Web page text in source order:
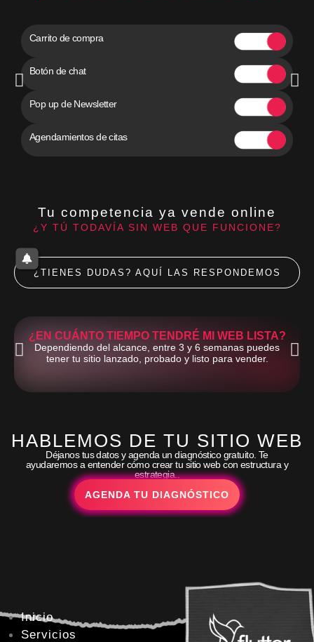
Carrito de compra
Botón de chat
Pop up de Newsletter
Agendamientos de citas
Tu competencia ya vende online
¿Y TÚ TODAVÍA SIN WEB QUE FUNCIONE?
¿TIENES DUDAS? AQUÍ LAS RESPONDEMOS
¿EN CUÁNTO TIEMPO TENDRÉ MI WEB LISTA?
Dependiendo del alcance, entre 3 y 6 semanas puedes
tener tu sitio lanzado, probado y listo para vender.
HABLEMOS DE TU SITIO WEB
Déjanos tus datos y agenda un diagnóstico gratuito. Te
ayudaremos a entender cómo crear tu sitio web con estructura y
estrategia..
AGENDA TU DIAGNÓSTICO
Inicio
Servicios